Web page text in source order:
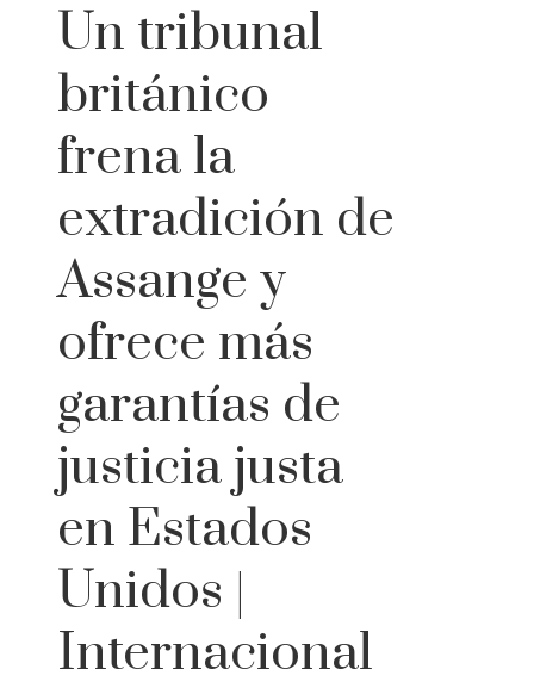
Un tribunal
británico
frena la
extradición de
Assange y
ofrece más
garantías de
justicia justa
en Estados
Unidos |
Internacional